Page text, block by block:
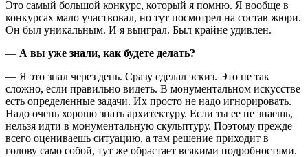
Это самый большой конкурс, который я помню. Я вообще в
конкурсах мало участвовал, но тут посмотрел на состав жюри.
Он был уникальным. И я выиграл. Был крайне удивлен.
— А вы уже знали, как будете делать?
— Я это знал через день. Сразу сделал эскиз. Это не так
сложно, если правильно видеть. В монументальном искусстве
есть определенные задачи. Их просто не надо игнорировать.
Надо очень хорошо знать архитектуру. Если ты ее не знаешь,
нельзя идти в монументальную скульптуру. Поэтому прежде
всего оцениваешь ситуацию, а там решение приходит в
голову само собой, тут же обрастает всякими подробностями.